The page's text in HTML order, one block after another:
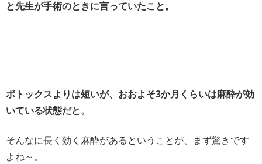
と先生が手術のときに言っていたこと。
ボトックスよりは短いが、おおよそ3か月くらいは麻酔が効
いている状態だと。
そんなに長く効く麻酔があるということが、まず驚きです
よね～。